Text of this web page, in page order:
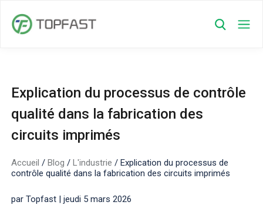
Explication du processus de contrôle
qualité dans la fabrication des
circuits imprimés
Accueil /Blog /L'industrie /Explication du processus de
contrôle qualité dans la fabrication des circuits imprimés
par Topfast | jeudi 5 mars 2026